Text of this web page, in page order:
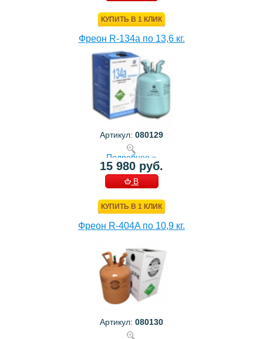
КУПИТЬ В 1 КЛИК
Фреон R-134a по 13,6 кг.
Артикул: 080129
Подробнее »
15 980 руб.
В
КУПИТЬ В 1 КЛИК
Фреон R-404A по 10,9 кг.
Артикул: 080130